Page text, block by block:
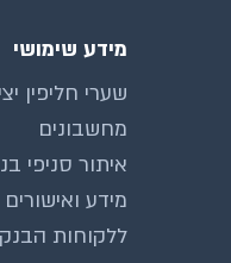
מידע שימושי
שערי חליפין
מחשבונים
איתור סניפי
מידע ואישורים
ללקוחות